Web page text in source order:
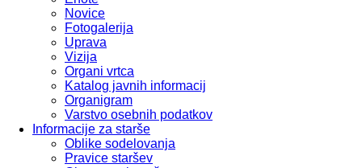
Novice
Fotogalerija
Uprava
Vizija
Organi vrtca
Katalog javnih informacij
Organigram
Varstvo osebnih podatkov
Informacije za starše
Oblike sodelovanja
Pravice staršev